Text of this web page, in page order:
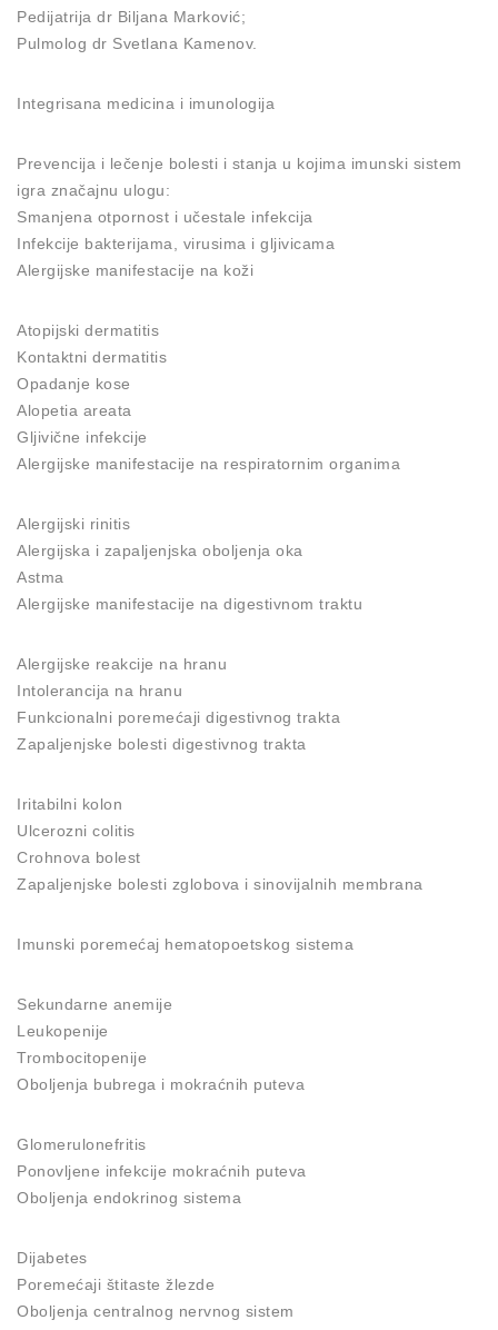
Pedijatrija dr Biljana Marković;
Pulmolog dr Svetlana Kamenov.
Integrisana medicina i imunologija
Prevencija i lečenje bolesti i stanja u kojima imunski sistem
igra značajnu ulogu:
Smanjena otpornost i učestale infekcija
Infekcije bakterijama, virusima i gljivicama
Alergijske manifestacije na koži
Atopijski dermatitis
Kontaktni dermatitis
Opadanje kose
Alopetia areata
Gljivične infekcije
Alergijske manifestacije na respiratornim organima
Alergijski rinitis
Alergijska i zapaljenjska oboljenja oka
Astma
Alergijske manifestacije na digestivnom traktu
Alergijske reakcije na hranu
Intolerancija na hranu
Funkcionalni poremećaji digestivnog trakta
Zapaljenjske bolesti digestivnog trakta
Iritabilni kolon
Ulcerozni colitis
Crohnova bolest
Zapaljenjske bolesti zglobova i sinovijalnih membrana
Imunski poremećaj hematopoetskog sistema
Sekundarne anemije
Leukopenije
Trombocitopenije
Oboljenja bubrega i mokraćnih puteva
Glomerulonefritis
Ponovljene infekcije mokraćnih puteva
Oboljenja endokrinog sistema
Dijabetes
Poremećaji štitaste žlezde
Oboljenja centralnog nervnog sistem